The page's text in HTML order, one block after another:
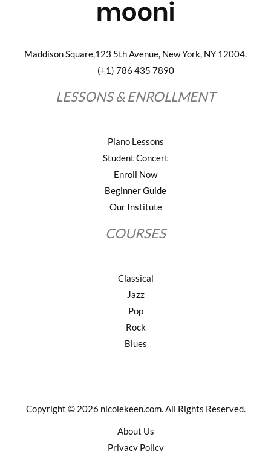
Maddison Square,123 5th Avenue, New York, NY 12004.
(+1) 786 435 7890
LESSONS & ENROLLMENT
Piano Lessons
Student Concert
Enroll Now
Beginner Guide
Our Institute
COURSES
Classical
Jazz
Pop
Rock
Blues
Copyright © 2026 nicolekeen.com. All Rights Reserved.
About Us
Privacy Policy